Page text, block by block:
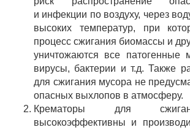
и инфекции по воздуху, через
высоких температур, при
процесс сжигания биомассы и
уничтожаются все патогенные
вирусы, бактерии и т.д. Также
для сжигания мусора не
опасных выхлопов в атмосферу.
Крематоры для
высокоэффективны и